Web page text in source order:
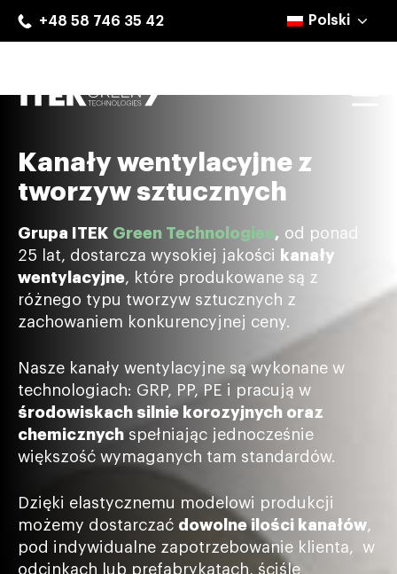
+48 58 746 35 42 Polski
Kanały wentylacyjne z
tworzyw sztucznych
Grupa ITEK Green Technologies, od ponad
25 lat, dostarcza wysokiej jakości
kanały
wentylacyjne, które produkowane są z
różnego typu tworzyw sztucznych z
zachowaniem konkurencyjnej ceny.
Nasze kanały wentylacyjne są wykonane w
technologiach: GRP, PP, PE i pracują w
środowiskach silnie korozyjnych oraz
chemicznych spełniając jednocześnie
większość wymaganych tam standardów.
Dzięki elastycznemu modelowi produkcji
możemy dostarczać dowolne ilości kanałów,
pod indywidualne zapotrzebowanie klienta, w
odcinkach lub prefabrykatach, ściśle